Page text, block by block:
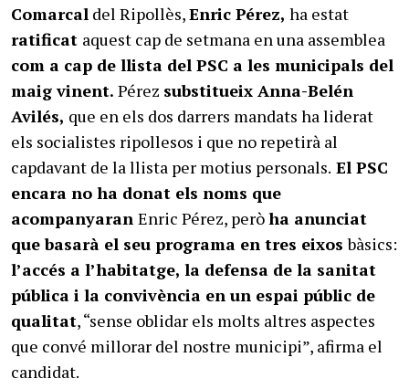
Comarcal del Ripollès,Enric Pérez, ha estat
ratificat aquest cap de setmana en una assemblea
com a cap de llista del PSC a les municipals del
maig vinent. Pérez substitueix Anna-Belén
Avilés, que en els dos darrers mandats ha liderat
els socialistes ripollesos i que no repetirà al
capdavant de la llista per motius personals. El PSC
encara no ha donat els noms que
acompanyaran Enric Pérez, peròha anunciat
que basarà el seu programa en tres eixosbàsics:
l’accés a l’habitatge, la defensa de la sanitat
pública i la convivència en un espai públic de
qualitat, “sense oblidar els molts altres aspectes
que convé millorar del nostre municipi”, afirma el
candidat.